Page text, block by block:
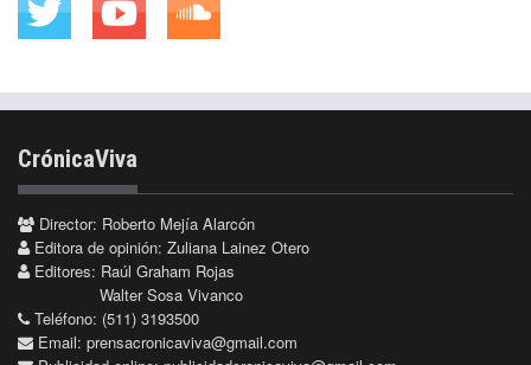
CrónicaViva
Director: Roberto Mejía Alarcón
Editora de opinión: Zuliana Lainez Otero
Editores: Raúl Graham Rojas
Walter Sosa Vivanco
Teléfono: (511) 3193500
Email: prensacronicaviva@gmail.com